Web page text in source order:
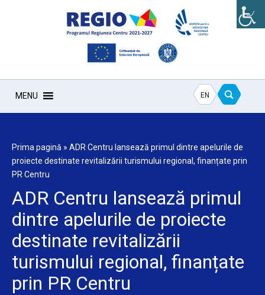
MENU EN
Prima pagină » ADR Centru lansează primul dintre apelurile de
proiecte destinate revitalizării turismului regional, finanțate prin
PR Centru
ADR Centru lansează primul
dintre apelurile de proiecte
destinate revitalizării
turismului regional, finanțate
prin PR Centru